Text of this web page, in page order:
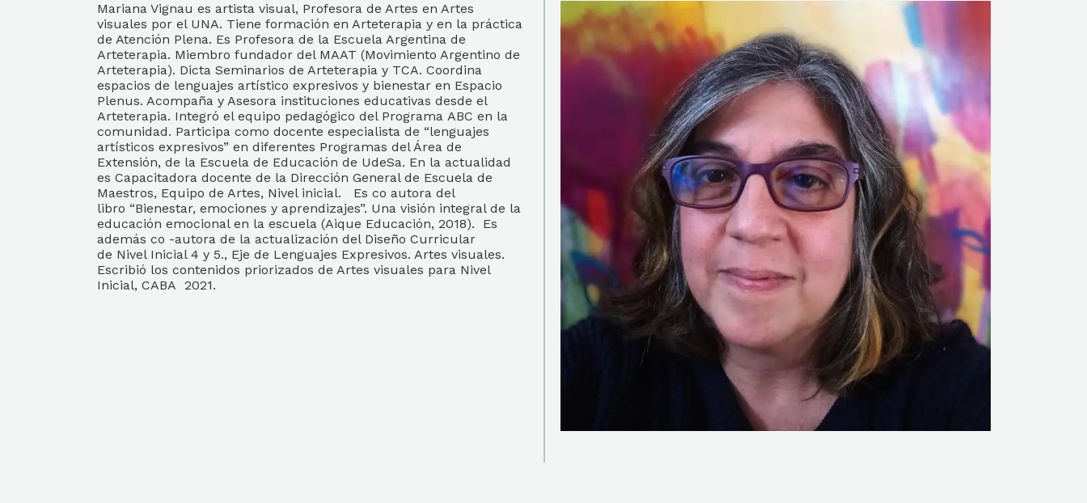
Mariana Vignau es artista visual, Profesora de Artes en Artes
visuales por el UNA. Tiene formación en Arteterapia y en la práctica
de Atención Plena. Es Profesora de la Escuela Argentina de
Arteterapia. Miembro fundador del MAAT (Movimiento Argentino de
Arteterapia). Dicta Seminarios de Arteterapia y TCA. Coordina
espacios de lenguajes artístico expresivos y bienestar en Espacio
Plenus. Acompaña y Asesora instituciones educativas desde el
Arteterapia. Integró el equipo pedagógico del Programa ABC en la
comunidad. Participa como docente especialista de “lenguajes
artísticos expresivos” en diferentes Programas del Área de
Extensión, de la Escuela de Educación de UdeSa. En la actualidad
es Capacitadora docente de la Dirección General de Escuela de
Maestros, Equipo de Artes, Nivel inicial.
Es co autora del
libro “Bienestar, emociones y aprendizajes”. Una visión integral de la
educación emocional en la escuela (Aique Educación, 2018). Es
además co -autora de la actualización del Diseño Curricular
de Nivel Inicial 4 y 5., Eje de Lenguajes Expresivos. Artes visuales.
Escribió los contenidos priorizados de Artes visuales para Nivel
Inicial, CABA 2021.